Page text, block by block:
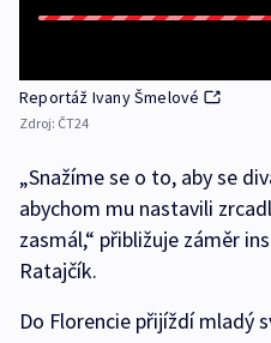
Reportáž Ivany Šmelové
Zdroj: ČT24
„Snažíme se o to, aby se
abychom mu nastavili
zasmál,“ přibližuje záměr
Ratajčík.
Do Florencie přijíždí mladý